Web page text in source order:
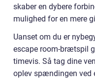
skaber en dybere
mulighed for en mere
Uanset om du er
escape room-brætspil
timevis. Så tag dine
oplev spændingen ved